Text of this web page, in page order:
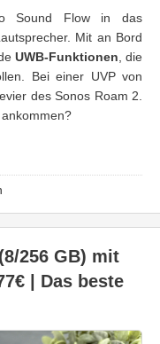
Sound Flow in das
Mit an Bord
UWB-Funktionen , die
Bei einer UVP von
des Sonos Roam 2.
256 GB) mit
| Das beste